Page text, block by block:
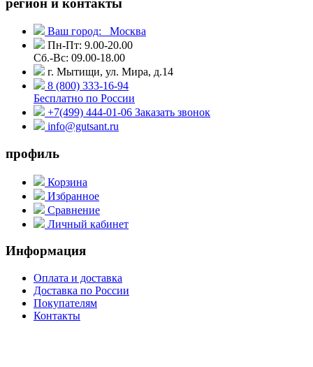
Ваш город:
Москва
Пн-Пт: 9.00-20.00
Сб.-Вс: 09.00-18.00
г. Мытищи, ул. Мира, д.14
8 (800) 333-16-94
Бесплатно по России
+7(499) 444-01-06 Заказать звонок
info@gutsant.ru
профиль
Корзина
Избранное
Сравнение
Личный кабинет
Информация
Оплата и доставка
Доставка по России
Покупателям
Контакты